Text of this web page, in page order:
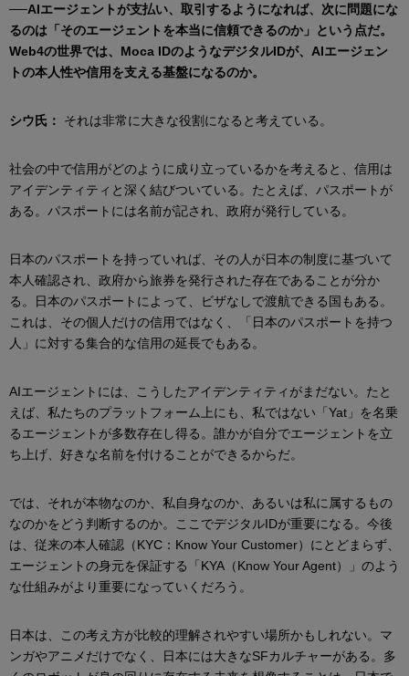
──AIエージェントが支払い、取引するようになれば、次に問題にな
るのは「そのエージェントを本当に信頼できるのか」という点だ。
Web4の世界では、Moca IDのようなデジタルIDが、AIエージェン
トの本人性や信用を支える基盤になるのか。
シウ氏： それは非常に大きな役割になると考えている。
社会の中で信用がどのように成り立っているかを考えると、信用は
アイデンティティと深く結びついている。たとえば、パスポートが
ある。パスポートには名前が記され、政府が発行している。
日本のパスポートを持っていれば、その人が日本の制度に基づいて
本人確認され、政府から旅券を発行された存在であることが分か
る。日本のパスポートによって、ビザなしで渡航できる国もある。
これは、その個人だけの信用ではなく、「日本のパスポートを持つ
人」に対する集合的な信用の延長でもある。
AIエージェントには、こうしたアイデンティティがまだない。たと
えば、私たちのプラットフォーム上にも、私ではない「Yat」を名乗
るエージェントが多数存在し得る。誰かが自分でエージェントを立
ち上げ、好きな名前を付けることができるからだ。
では、それが本物なのか、私自身なのか、あるいは私に属するもの
なのかをどう判断するのか。ここでデジタルIDが重要になる。今後
は、従来の本人確認（KYC：Know Your Customer）にとどまらず、
エージェントの身元を保証する「KYA（Know Your Agent）」のよう
な仕組みがより重要になっていくだろう。
日本は、この考え方が比較的理解されやすい場所かもしれない。マ
ンガやアニメだけでなく、日本には大きなSFカルチャーがある。多